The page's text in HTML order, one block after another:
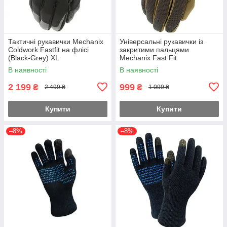
Тактичні рукавички Mechanix
Coldwork Fastfit на флісі
(Black-Grey) XL
В наявності
2 199 ₴ 2 499 ₴
Купити
Універсальні рукавички із
закритими пальцями
Mechanix Fast Fit
(Коричневий) L
В наявності
999 ₴ 1 099 ₴
Купити
–8% –8%